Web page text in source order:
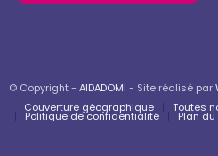
© Copyright - AIDADOMI - Site réalisé par
Couverture géographique
Toutes
Politique de confidentialité Plan